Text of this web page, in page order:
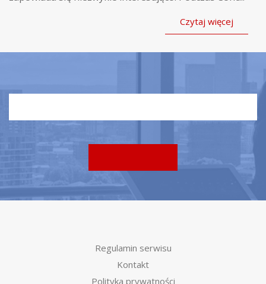
Czytaj więcej
Regulamin serwisu
Kontakt
Polityka prywatności